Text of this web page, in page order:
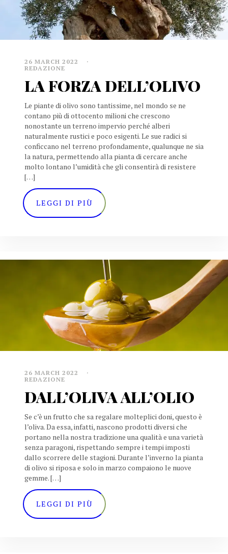
26 MARCH 2022
REDAZIONE
LA FORZA DELL’OLIVO
Le piante di olivo sono tantissime, nel mondo se ne
contano più di ottocento milioni che crescono
nonostante un terreno impervio perché alberi
naturalmente rustici e poco esigenti. Le sue radici si
conficcano nel terreno profondamente, qualunque ne sia
la natura, permettendo alla pianta di cercare anche
molto lontano l’umidità che gli consentirà di resistere
[…]
LEGGI DI PIÙ
26 MARCH 2022
REDAZIONE
DALL’OLIVA ALL’OLIO
Se c’è un frutto che sa regalare molteplici doni, questo è
l’oliva. Da essa, infatti, nascono prodotti diversi che
portano nella nostra tradizione una qualità e una varietà
senza paragoni, rispettando sempre i tempi imposti
dallo scorrere delle stagioni. Durante l’inverno la pianta
di olivo si riposa e solo in marzo compaiono le nuove
gemme. […]
LEGGI DI PIÙ